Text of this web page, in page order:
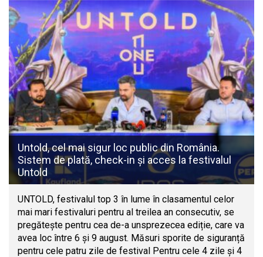
Untold, cel mai sigur loc public din România.
Sistem de plată, check-in și acces la festivalul
Untold
UNTOLD, festivalul top 3 în lume în clasamentul celor
mai mari festivaluri pentru al treilea an consecutiv, se
pregătește pentru cea de-a unsprezecea ediție, care va
avea loc între 6 și 9 august. Măsuri sporite de siguranță
pentru cele patru zile de festival Pentru cele 4 zile și 4